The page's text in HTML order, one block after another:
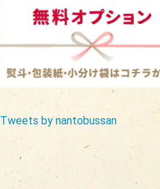
Tweets by nantobussan